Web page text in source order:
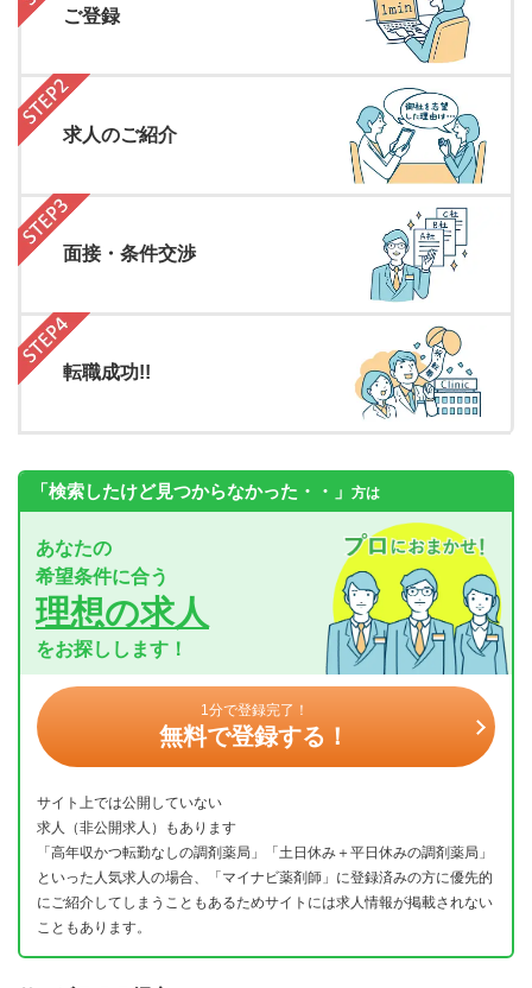
ご登録
求人のご紹介
面接・条件交渉
転職成功!!
「検索したけど見つからなかった・・」 方は
あなたの
希望条件に合う
理想の求人
をお探しします！
1分で登録完了！
無料で登録する！
サイト上では公開していない
求人（非公開求人）もあります
「高年収かつ転勤なしの調剤薬局」「土日休み＋平日休みの調剤薬局」
といった人気求人の場合、「マイナビ薬剤師」に登録済みの方に優先的
にご紹介してしまうこともあるためサイトには求人情報が掲載されない
こともあります。